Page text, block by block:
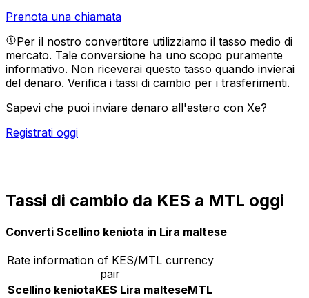
Prenota una chiamata
Per il nostro convertitore utilizziamo il tasso medio di
mercato. Tale conversione ha uno scopo puramente
informativo. Non riceverai questo tasso quando invierai
del denaro. Verifica i tassi di cambio per i trasferimenti.
Sapevi che puoi inviare denaro all'estero con Xe?
Registrati oggi
Tassi di cambio da KES a MTL oggi
Converti Scellino keniota in Lira maltese
Rate information of KES/MTL currency
pair
Scellino keniotaKES Lira malteseMTL